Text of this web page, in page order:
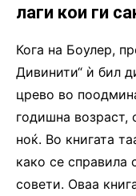
лаги кои ги
Кога на Боулер,
Дивинити“ ѝ бил
црево во
годишна возраст,
ноќ. Во книгата
како се справила
совети. Оваа